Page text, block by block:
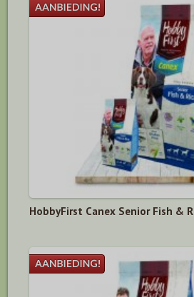
HobbyFirst Canex Senior Fish &